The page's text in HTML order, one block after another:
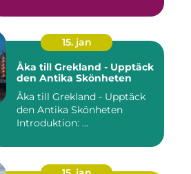
15. jan
Åka till Grekland - Upptäck
den Antika Skönheten
Åka till Grekland - Upptäck
den Antika Skönheten
Introduktion: ...